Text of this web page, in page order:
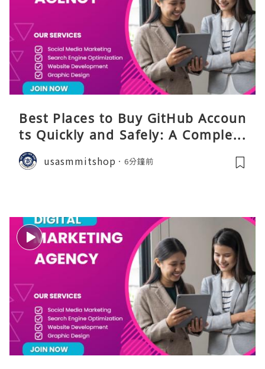
Best Places to Buy GitHub Accoun
ts Quickly and Safely: A Complete
Guide
usasmmitshop 6分鐘前